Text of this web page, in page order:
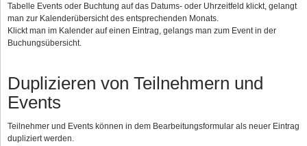
Tabelle Events oder Buchtung auf das Datums- oder Uhrzeitfeld klickt, gelangt
man zur Kalenderübersicht des entsprechenden Monats.
Klickt man im Kalender auf einen Eintrag, gelangs man zum Event in der
Buchungsübersicht.
Duplizieren von Teilnehmern und
Events
Teilnehmer und Events können in dem Bearbeitungsformular als neuer Eintrag
dupliziert werden.